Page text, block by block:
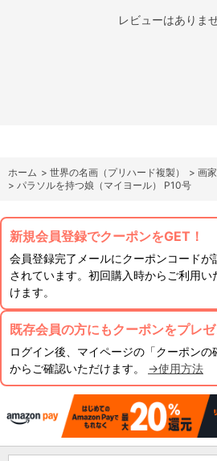
レビューはありませ
ホーム > 世界の名画（プリハード複製） > 画
> パラソルを持つ娘（マイヨール） P10号
新規会員登録でクーポンをGET！
会員登録完了メールにクーポンコードが
されています。初回購入時からご利用い
けます。
既存会員の方にもクーポンをプレゼ
ログイン後、マイページの「クーポンの
からご確認いただけます。 →使用方法